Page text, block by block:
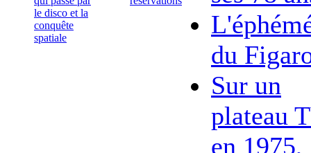
le disco et la
conquête
spatiale
du
Sur un
plateau
en 1975,